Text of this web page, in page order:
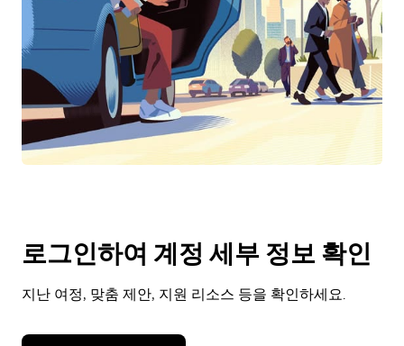
로그인하여 계정 세부 정보 확인
지난 여정, 맞춤 제안, 지원 리소스 등을 확인하세요.